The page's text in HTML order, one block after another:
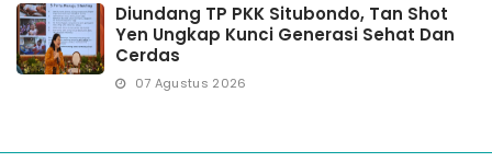
Diundang TP PKK Situbondo, Tan Shot
Yen Ungkap Kunci Generasi Sehat Dan
Cerdas
07 Agustus 2026